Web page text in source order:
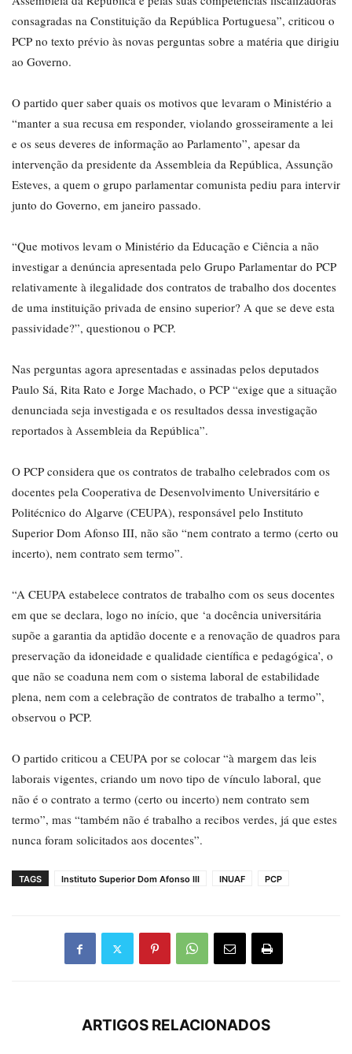
consagradas na Constituição da República Portuguesa”, criticou o
PCP no texto prévio às novas perguntas sobre a matéria que dirigiu
ao Governo.
O partido quer saber quais os motivos que levaram o Ministério a
“manter a sua recusa em responder, violando grosseiramente a lei
e os seus deveres de informação ao Parlamento”, apesar da
intervenção da presidente da Assembleia da República, Assunção
Esteves, a quem o grupo parlamentar comunista pediu para intervir
junto do Governo, em janeiro passado.
“Que motivos levam o Ministério da Educação e Ciência a não
investigar a denúncia apresentada pelo Grupo Parlamentar do PCP
relativamente à ilegalidade dos contratos de trabalho dos docentes
de uma instituição privada de ensino superior? A que se deve esta
passividade?”, questionou o PCP.
Nas perguntas agora apresentadas e assinadas pelos deputados
Paulo Sá, Rita Rato e Jorge Machado, o PCP “exige que a situação
denunciada seja investigada e os resultados dessa investigação
reportados à Assembleia da República”.
O PCP considera que os contratos de trabalho celebrados com os
docentes pela Cooperativa de Desenvolvimento Universitário e
Politécnico do Algarve (CEUPA), responsável pelo Instituto
Superior Dom Afonso III, não são “nem contrato a termo (certo ou
incerto), nem contrato sem termo”.
“A CEUPA estabelece contratos de trabalho com os seus docentes
em que se declara, logo no início, que ‘a docência universitária
supõe a garantia da aptidão docente e a renovação de quadros para
preservação da idoneidade e qualidade científica e pedagógica’, o
que não se coaduna nem com o sistema laboral de estabilidade
plena, nem com a celebração de contratos de trabalho a termo”,
observou o PCP.
O partido criticou a CEUPA por se colocar “à margem das leis
laborais vigentes, criando um novo tipo de vínculo laboral, que
não é o contrato a termo (certo ou incerto) nem contrato sem
termo”, mas “também não é trabalho a recibos verdes, já que estes
nunca foram solicitados aos docentes”.
TAGS Instituto Superior Dom Afonso III INUAF PCP
ARTIGOS RELACIONADOS